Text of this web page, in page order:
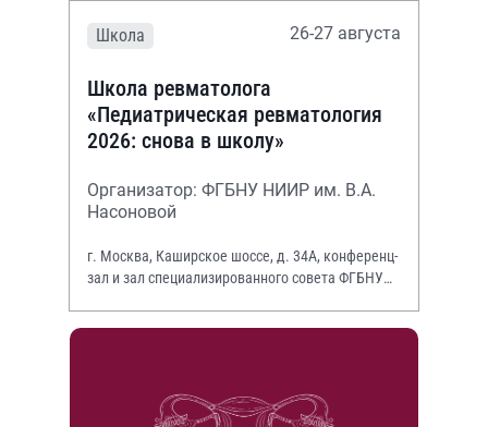
Школа 26-27 августа
Школа ревматолога
«Педиатрическая ревматология
2026: снова в школу»
Организатор: ФГБНУ НИИР им. В.А.
Насоновой
г. Москва, Каширское шоссе, д. 34А, конференц-
зал и зал специализированного совета ФГБНУ